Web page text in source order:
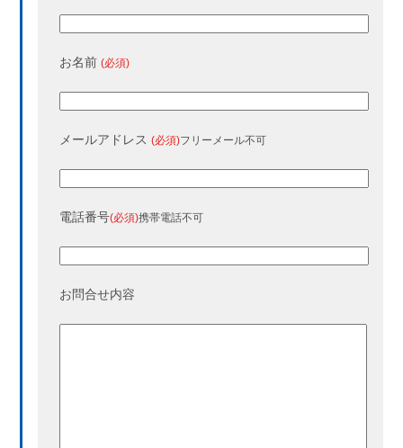
お名前(必須)
メールアドレス(必須)フリーメール不可
電話番号(必須)携帯電話不可
お問合せ内容